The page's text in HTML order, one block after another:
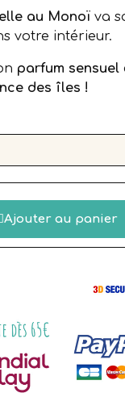
au Monoï va
votre intérieur.
parfum sensuel
des îles !
Ajouter au panier